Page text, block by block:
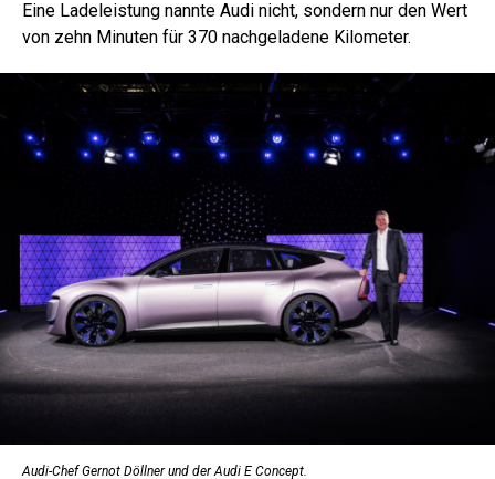
Eine Ladeleistung nannte Audi nicht, sondern nur den Wert
von zehn Minuten für 370 nachgeladene Kilometer.
Audi-Chef Gernot Döllner und der Audi E Concept.